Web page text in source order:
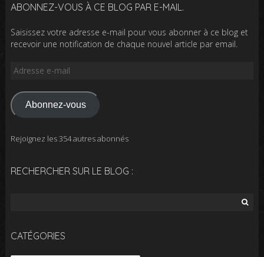
ABONNEZ-VOUS À CE BLOG PAR E-MAIL.
Saisissez votre adresse e-mail pour vous abonner à ce blog et
recevoir une notification de chaque nouvel article par email.
Adresse
mail
Abonnez-vous
Rejoignez les 354 autres abonnés
RECHERCHER SUR LE BLOG :
CATÉGORIES